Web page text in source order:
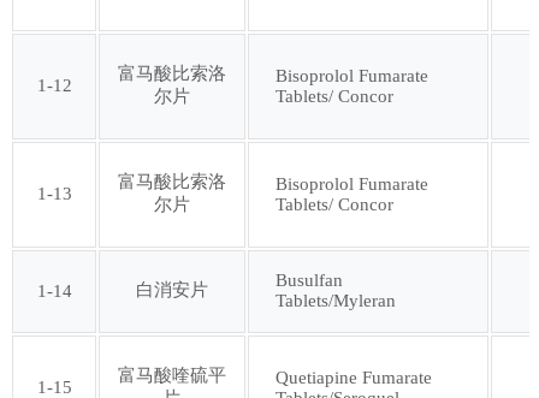
第四十五批 第四十六批
第五十一批 第五十二批
第五十三批 第五十四批
1-12
富马酸比索洛
尔片
Bisoprolol Fumarate
Tablets/ Concor
1-13
富马酸比索洛
尔片
Bisoprolol Fumarate
Tablets/ Concor
1-14 白消安片
Busulfan
Tablets/Myleran
1-15
富马酸喹硫平
Quetiapine Fumarate